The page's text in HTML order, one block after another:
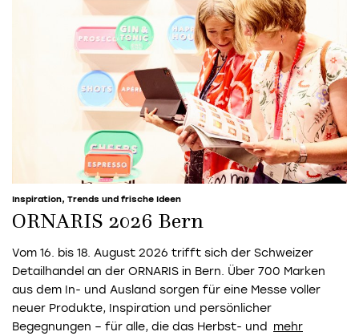
Inspiration, Trends und frische Ideen
ORNARIS 2026 Bern
Vom 16. bis 18. August 2026 trifft sich der Schweizer
Detailhandel an der ORNARIS in Bern. Über 700 Marken
aus dem In- und Ausland sorgen für eine Messe voller
neuer Produkte, Inspiration und persönlicher
Begegnungen – für alle, die das Herbst- und